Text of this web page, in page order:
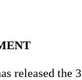
released the